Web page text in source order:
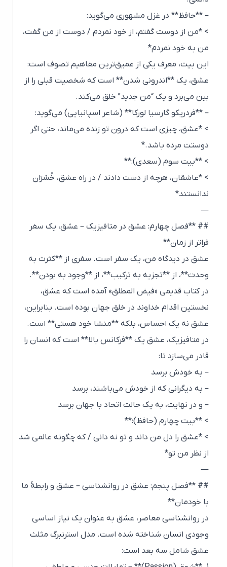
– **حافظ** در غزل مشهوری می‌گوید:
> *من از دوست گفتم، از خود نمردم / دوست از من گفت،
من به خود نمردم*
این بیت، معرف یکی از عمیق‌ترین مفاهیم تصوف است:
عشق، یک **اندرونی شدن** است که شخصیت قبلی را از
بین می‌برد و یک “من جدید” خلق می‌کند.
– **فردریکو گارسیا لورکا** (شاعر اسپانیایی) می‌گوید:
> *عشق، چیزی است که درون تو زنده می‌ماند، حتی اگر
دوستت مرده باشد.*
> **بیت سوم (سعدی):**
> *عاشقان، هرچه از دست دادند / در راه عشق، خُسْرَان
ندانستند*
## **فصل چهارم: عشق در متافیزیک – عشق، یک سفر
فراتر از زمان**
عشق در دیدگاه من، یک سفر است. سفری از **کثرت به
وحدت**، از **تجزیه به ترکیب**، از **وجود به بودن**.
در کتاب قدیمی «فیض المطلق» آمده است که عشق،
نخستین اقدام خداوند در خلق جهان بوده است. بنابراین،
عشق نه یک احساس، بلکه **منشا خود هستی** است.
در متافیزیک، عشق یک **فرکانس بالا** است که انسان را
قادر می‌سازد تا:
– به خودش برسد
– به دیگرانی که از خودش می‌باشند، برسد
– و در نهایت، به یک حالت اتحاد با جهان برسد
> **بیت چهارم (حافظ):**
> *عشق را دل من داند و تو نه دانی / که چگونه عالمی شد
از نظر من تو*
## **فصل پنجم: عشق در روانشناسی – عشق و رابطهٔ ما
با خودمان**
در روانشناسی معاصر، عشق به عنوان یک نیاز اساسی
وجودی انسان شناخته شده است. مدل استرنبرگ مثلث
عشق شامل سه بعد است: